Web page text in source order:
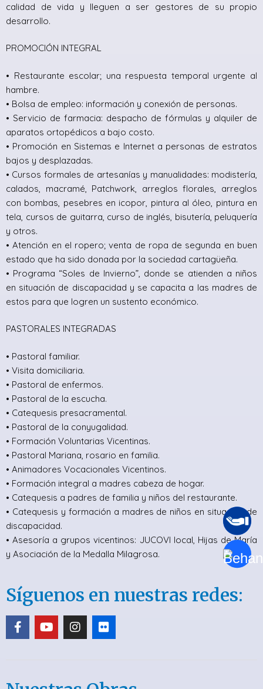
calidad de vida y lleguen a ser gestores de su propio
desarrollo.
PROMOCIÓN INTEGRAL
• Restaurante escolar; una respuesta temporal urgente al
hambre.
• Bolsa de empleo: información y conexión de personas.
• Servicio de farmacia: despacho de fórmulas y alquiler de
aparatos ortopédicos a bajo costo.
• Promoción en Sistemas e Internet a personas de estratos
bajos y desplazadas.
• Cursos formales de artesanías y manualidades: modistería,
calados, macramé, Patchwork, arreglos florales, arreglos
con bombas, pesebres en icopor, pintura al óleo, pintura en
tela, cursos de guitarra, curso de inglés, bisutería, peluquería
y otros.
• Atención en el ropero; venta de ropa de segunda en buen
estado que ha sido donada por la sociedad cartagüeña.
• Programa “Soles de Invierno”, donde se atienden a niños
en situación de discapacidad y se capacita a las madres de
estos para que logren un sustento económico.
PASTORALES INTEGRADAS
• Pastoral familiar.
• Visita domiciliaria.
• Pastoral de enfermos.
• Pastoral de la escucha.
• Catequesis presacramental.
• Pastoral de la conyugalidad.
• Formación Voluntarias Vicentinas.
• Pastoral Mariana, rosario en familia.
• Animadores Vocacionales Vicentinos.
• Formación integral a madres cabeza de hogar.
• Catequesis a padres de familia y niños del restaurante.
• Catequesis y formación a madres de niños en situación de
discapacidad.
• Asesoría a grupos vicentinos: JUCOVI local, Hijas de María
y Asociación de la Medalla Milagrosa.
Síguenos en nuestras redes: